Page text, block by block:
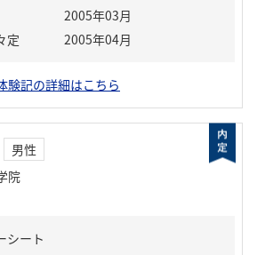
2005年03月
定
2005年04月
験記の詳細はこちら
男性
院
シート